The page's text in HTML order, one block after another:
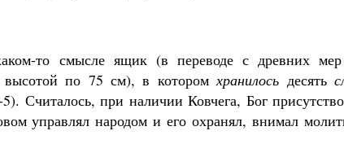
то смысле ящик (в переводе с древних
по 75 см), в которомхранилось десять
Считалось, при наличии Ковчега, Бог
управлял народом и его охранял, внимал